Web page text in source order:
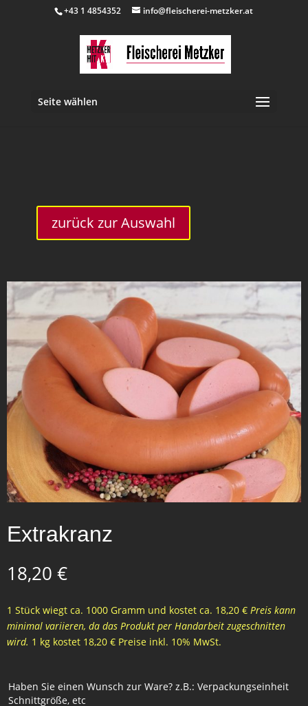
+43 1 4854352 info@fleischerei-metzker.at
Seite wählen
zurück zur Auswahl
Extrakranz
18,20 €
1 Stück wiegt ca. 1000 Gramm und kostet ca. 18,20 € Preis kann
minimal variieren, da das Produkt per Handarbeit zugeschnitten
wird. 1 kg kostet 18,20 € Preise inkl. 10% MwSt.
Haben Sie einen Wunsch zur Ware? z.B.: Verpackungseinheit
Schnittgröße, etc